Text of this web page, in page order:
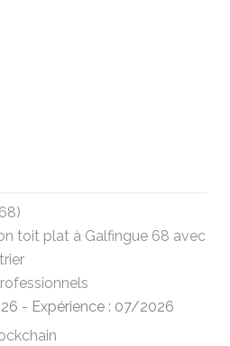
toit plat à Galfingue 68 avec
- Expérience : 07/2026